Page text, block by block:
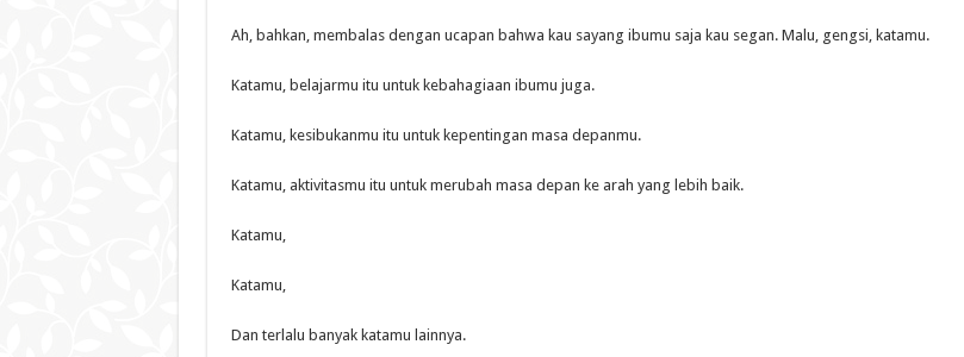
Ah, bahkan, membalas dengan ucapan bahwa kau sayang ibumu saja kau segan. Malu, gengsi, katamu.
Katamu, belajarmu itu untuk kebahagiaan ibumu juga.
Katamu, kesibukanmu itu untuk kepentingan masa depanmu.
Katamu, aktivitasmu itu untuk merubah masa depan ke arah yang lebih baik.
Katamu,
Katamu,
Dan terlalu banyak katamu lainnya.